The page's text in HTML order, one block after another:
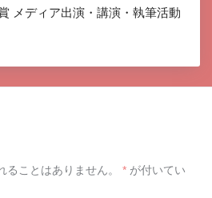
メディア出演・講演・執筆活動
ることはありません。 * が付いてい